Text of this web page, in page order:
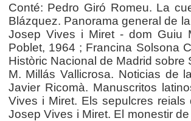
Conté: Pedro Giró Romeu. La
Blázquez. Panorama general de
Josep Vives i Miret - dom Guiu
Poblet, 1964 ; Francina Solsona
Històric Nacional de Madrid
M. Millás Vallicrosa. Noticias de
Javier Ricomà. Manuscritos
Vives i Miret. Els sepulcres
Josep Vives i Miret. El monestir